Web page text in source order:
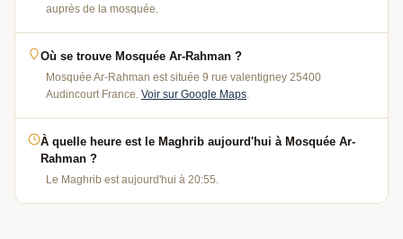
auprès de la mosquée.
Où se trouve Mosquée Ar-Rahman ?
Mosquée Ar-Rahman est située 9 rue valentigney 25400
Audincourt France. Voir sur Google Maps.
À quelle heure est le Maghrib aujourd'hui à Mosquée Ar-
Rahman ?
Le Maghrib est aujourd'hui à 20:55.